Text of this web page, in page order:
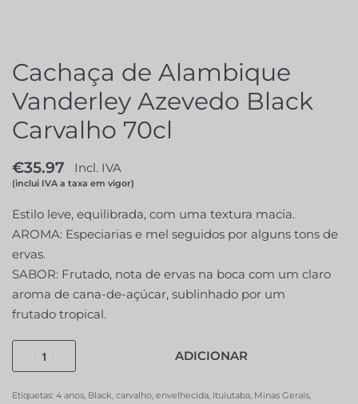
Cachaça de Alambique
Vanderley Azevedo Black
Carvalho 70cl
€35.97 Incl. IVA
(inclui IVA a taxa em vigor)
Estilo leve, equilibrada, com uma textura macia.
AROMA: Especiarias e mel seguidos por alguns tons de
ervas.
SABOR: Frutado, nota de ervas na boca com um claro
aroma de cana-de-açúcar, sublinhado por um
frutado tropical.
ADICIONAR
Etiquetas: 4 anos, Black, carvalho, envelhecida, Ituiutaba, Minas Gerais,